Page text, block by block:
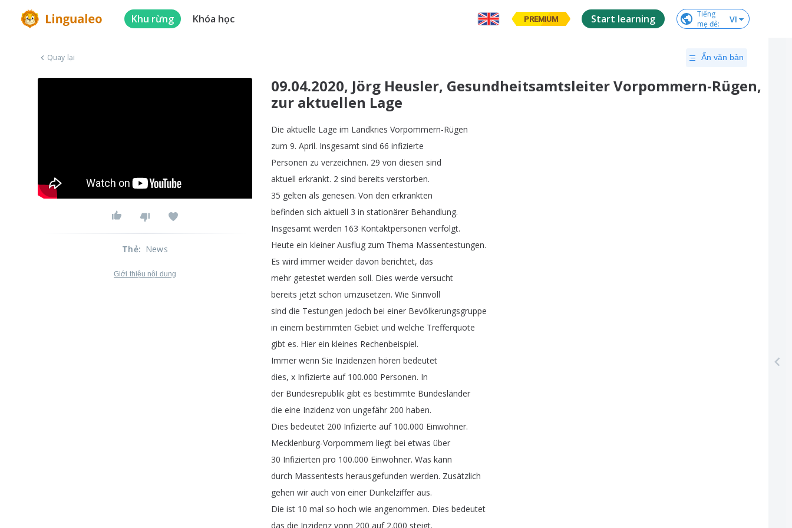
Khu rừng Khóa học PREMIUM Start learning
Tiếng
mẹ đẻ: VI
Quay lại Ẩn văn bản
09.04.2020, Jörg Heusler, Gesundheitsamtsleiter Vorpommern-Rügen,
zur aktuellen Lage
Die aktuelle Lage im Landkries Vorpommern-Rügen
zum 9. April. Insgesamt sind 66 infizierte
Personen zu verzeichnen. 29 von diesen sind
aktuell erkrankt. 2 sind bereits verstorben.
35 gelten als genesen. Von den erkrankten
befinden sich aktuell 3 in stationärer Behandlung.
Insgesamt werden 163 Kontaktpersonen verfolgt.
Heute ein kleiner Ausflug zum Thema Massentestungen.
Es wird immer weider davon berichtet, das
mehr getestet werden soll. Dies werde versucht
bereits jetzt schon umzusetzen. Wie Sinnvoll
sind die Testungen jedoch bei einer Bevölkerungsgruppe
in einem bestimmten Gebiet und welche Trefferquote
gibt es. Hier ein kleines Rechenbeispiel.
Immer wenn Sie Inzidenzen hören bedeutet
dies, x Infizierte auf100.000 Personen. In
der Bundesrepublik gibt es bestimmte Bundesländer
die eine Inzidenz von ungefähr 200 haben.
Dies bedeutet 200 Infizierte auf100.000 Einwohner.
Mecklenburg-Vorpommern liegt bei etwas über
30 Infizierten pro 100.000 Einwohner. Was kann
durch Massentests herausgefunden werden. Zusätzlich
gehen wir auch von einer Dunkelziffer aus.
Die ist 10 mal so hoch wie angenommen. Dies bedeutet
das die Inzidenz vonn 200 auf2.000 steigt.
Thẻ: News
Giới thiệu nội dung